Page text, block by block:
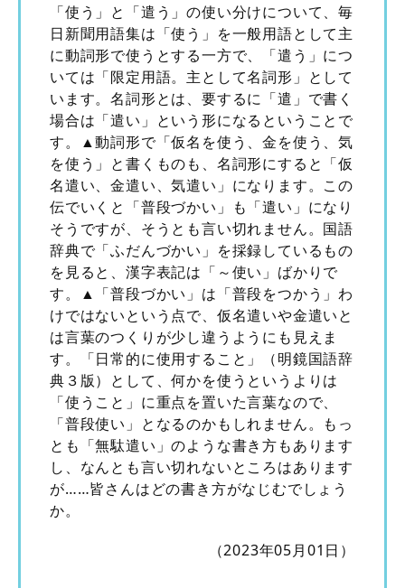
「使う」と「遣う」の使い分けについて、毎
日新聞用語集は「使う」を一般用語として主
に動詞形で使うとする一方で、「遣う」につ
いては「限定用語。主として名詞形」として
います。名詞形とは、要するに「遣」で書く
場合は「遣い」という形になるということで
す。▲動詞形で「仮名を使う、金を使う、気
を使う」と書くものも、名詞形にすると「仮
名遣い、金遣い、気遣い」になります。この
伝でいくと「普段づかい」も「遣い」になり
そうですが、そうとも言い切れません。国語
辞典で「ふだんづかい」を採録しているもの
を見ると、漢字表記は「～使い」ばかりで
す。▲「普段づかい」は「普段をつかう」わ
けではないという点で、仮名遣いや金遣いと
は言葉のつくりが少し違うようにも見えま
す。「日常的に使用すること」（明鏡国語辞
典３版）として、何かを使うというよりは
「使うこと」に重点を置いた言葉なので、
「普段使い」となるのかもしれません。もっ
とも「無駄遣い」のような書き方もあります
し、なんとも言い切れないところはあります
が……皆さんはどの書き方がなじむでしょう
か。
（2023年05月01日）